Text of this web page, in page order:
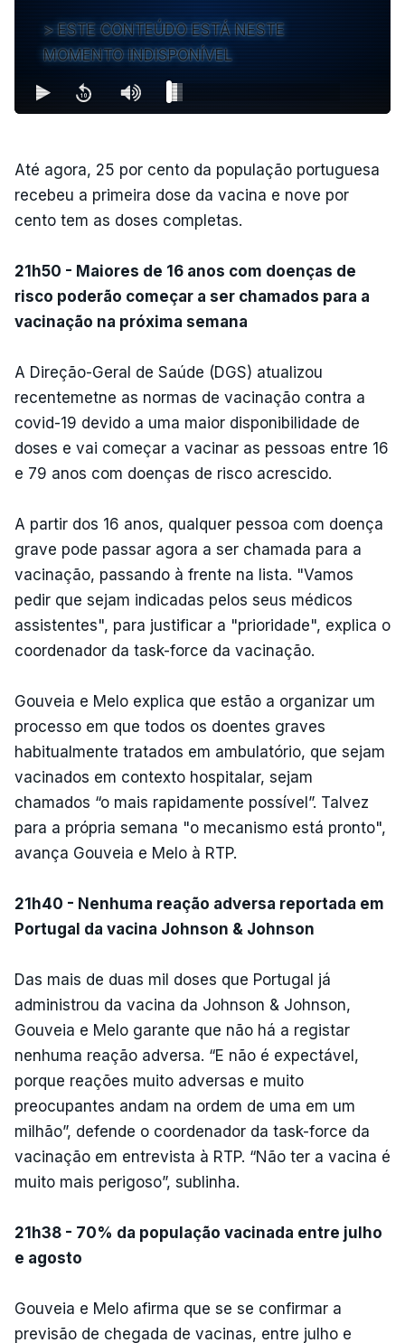
ESTE CONTEÚDO ESTÁ NESTE
MOMENTO INDISPONÍVEL
Até agora, 25 por cento da população portuguesa
recebeu a primeira dose da vacina e nove por
cento tem as doses completas.
21h50 - Maiores de 16 anos com doenças de
risco poderão começar a ser chamados para a
vacinação na próxima semana
A Direção-Geral de Saúde (DGS) atualizou
recentemetne as normas de vacinação contra a
covid-19 devido a uma maior disponibilidade de
doses e vai começar a vacinar as pessoas entre 16
e 79 anos com doenças de risco acrescido.
A partir dos 16 anos, qualquer pessoa com doença
grave pode passar agora a ser chamada para a
vacinação, passando à frente na lista. "Vamos
pedir que sejam indicadas pelos seus médicos
assistentes", para justificar a "prioridade", explica o
coordenador da task-force da vacinação.
Gouveia e Melo explica que estão a organizar um
processo em que todos os doentes graves
habitualmente tratados em ambulatório, que sejam
vacinados em contexto hospitalar, sejam
chamados “o mais rapidamente possível”. Talvez
para a própria semana "o mecanismo está pronto",
avança Gouveia e Melo à RTP.
21h40 - Nenhuma reação adversa reportada em
Portugal da vacina Johnson & Johnson
Das mais de duas mil doses que Portugal já
administrou da vacina da Johnson & Johnson,
Gouveia e Melo garante que não há a registar
nenhuma reação adversa. “E não é expectável,
porque reações muito adversas e muito
preocupantes andam na ordem de uma em um
milhão”, defende o coordenador da task-force da
vacinação em entrevista à RTP. “Não ter a vacina é
muito mais perigoso”, sublinha.
21h38 - 70% da população vacinada entre julho
e agosto
Gouveia e Melo afirma que se se confirmar a
previsão de chegada de vacinas, entre julho e